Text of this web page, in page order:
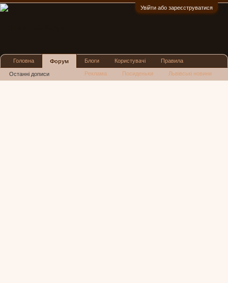
Увійти або зареєструватися
Головна Форум
Останні дописи
Блоги Користувачі Правила
Реклама Посиденьки Львівські новини